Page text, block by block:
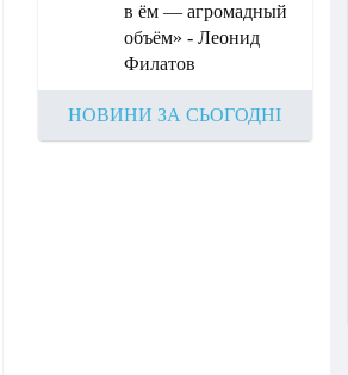
в ём — агромадный
объём» - Леонид
Филатов
НОВИНИ ЗА СЬОГОДНІ